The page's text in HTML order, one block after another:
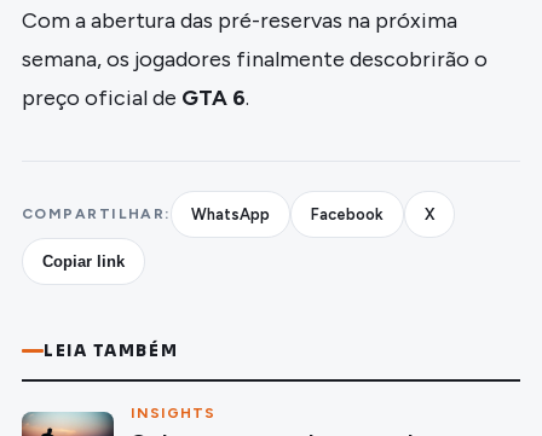
Com a abertura das pré-reservas na próxima
semana, os jogadores finalmente descobrirão o
preço oficial de GTA 6.
COMPARTILHAR: WhatsApp Facebook X
Copiar link
LEIA TAMBÉM
INSIGHTS